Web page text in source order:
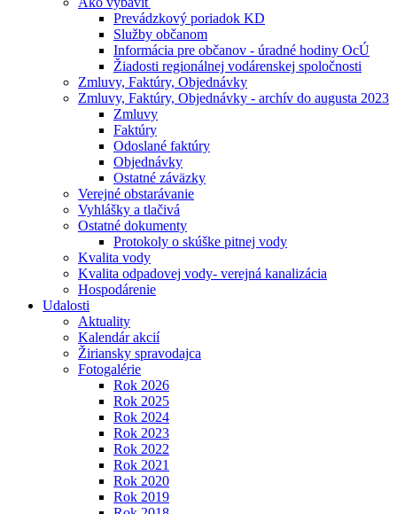
Prevádzkový poriadok KD
Služby občanom
Informácia pre občanov - úradné hodiny OcÚ
Žiadosti regionálnej vodárenskej spoločnosti
Zmluvy, Faktúry, Objednávky
Zmluvy, Faktúry, Objednávky - archív do augusta 2023
Zmluvy
Faktúry
Odoslané faktúry
Objednávky
Ostatné záväzky
Verejné obstarávanie
Vyhlášky a tlačivá
Ostatné dokumenty
Protokoly o skúške pitnej vody
Kvalita vody
Kvalita odpadovej vody- verejná kanalizácia
Hospodárenie
Udalosti
Aktuality
Kalendár akcií
Žiriansky spravodajca
Fotogalérie
Rok 2026
Rok 2025
Rok 2024
Rok 2023
Rok 2022
Rok 2021
Rok 2020
Rok 2019